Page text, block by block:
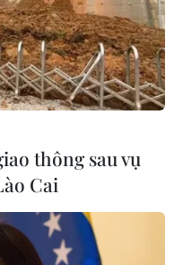
thông sau vụ
Cai